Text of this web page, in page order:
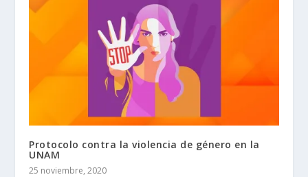
Protocolo contra la violencia de género en la
UNAM
25 noviembre, 2020